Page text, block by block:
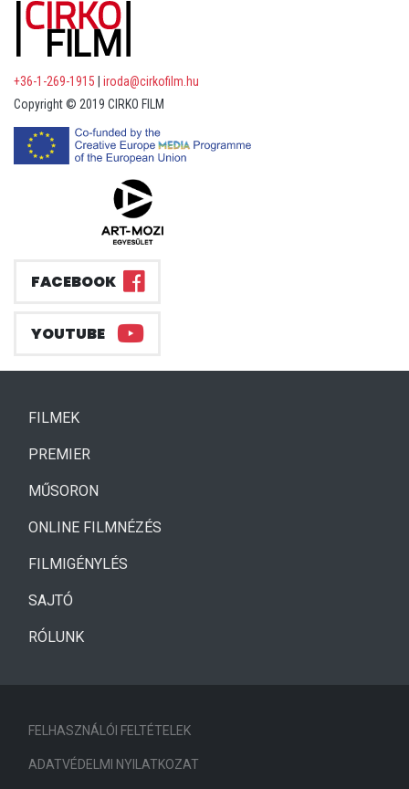
+36-1-269-1915
iroda@cirkofilm.hu
Copyright © 2019 CIRKO FILM
FACEBOOK
YOUTUBE
FILMEK(CURRENT)
PREMIER
MŰSORON
ONLINE FILMNÉZÉS
FILMIGÉNYLÉS
SAJTÓ
RÓLUNK
FELHASZNÁLÓI FELTÉTELEK
ADATVÉDELMI NYILATKOZAT